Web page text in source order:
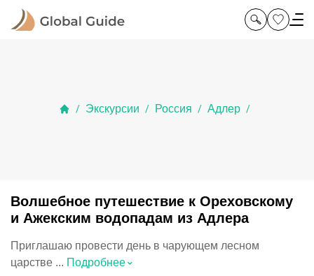
/ Экскурсии / Россия / Адлер /
Волшебное путешествие к Ореховскому
и Ажекским водопадам из Адлера
Приглашаю провести день в чарующем лесном
царстве ... Подробнее⌃